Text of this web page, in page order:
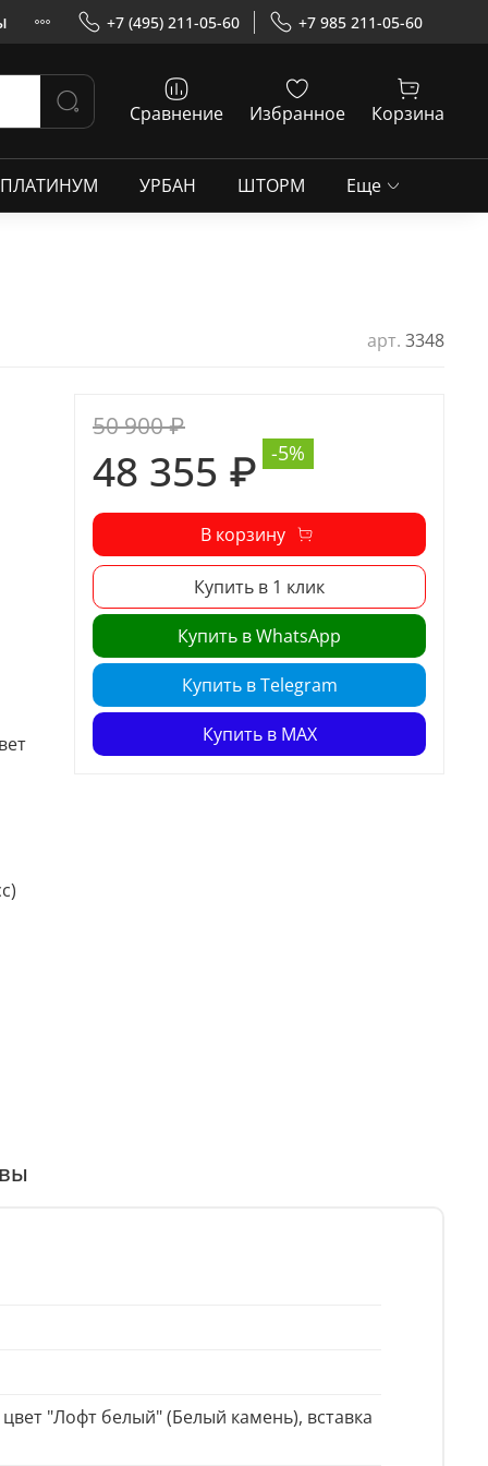
+7 (495) 211-05-60 +7 985 211-05-60
Сравнение Избранное Корзина
ПЛАТИНУМ УРБАН ШТОРМ Еще
арт. 3348
50 900 ₽
48 355 ₽ -5%
В корзину
Купить в 1 клик
Купить в WhatsApp
Купить в Telegram
Купить в MAX
"Лофт белый" (Белый камень), вставка